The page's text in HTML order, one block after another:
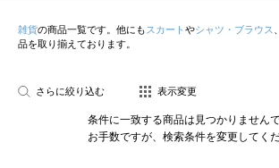
雑貨の商品一覧です。他にも スカート やシャツ・ブラウス
品を取り揃えております。
さらに絞り込む 表示変更
条件に一致する商品は見つかりませんで
お手数ですが、検索条件を変更してくだ